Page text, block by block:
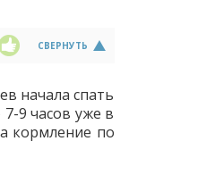
СВЕРНУТЬ
начала спать
9 часов уже в
кормление по